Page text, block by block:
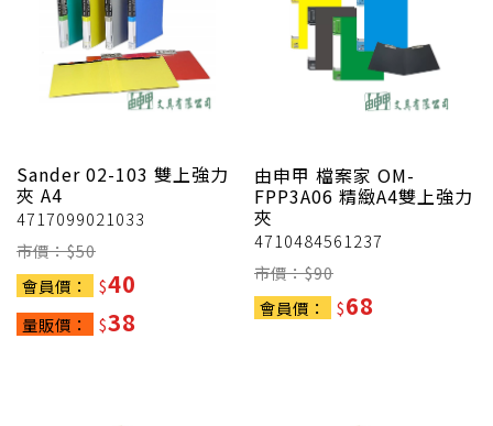
Sander 02-103 雙上強力
夾 A4
4717099021033
市價：$50
會員價：
$40
量販價： $38
由申甲 檔案家 OM-
FPP3A06 精緻A4雙上強力
夾
4710484561237
市價：$90
會員價：
$68